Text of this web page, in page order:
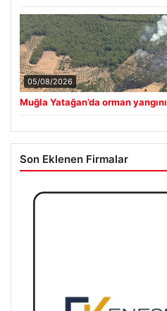
05/08/2026
Muğla Yatağan’da orman yangını
Son Eklenen Firmalar